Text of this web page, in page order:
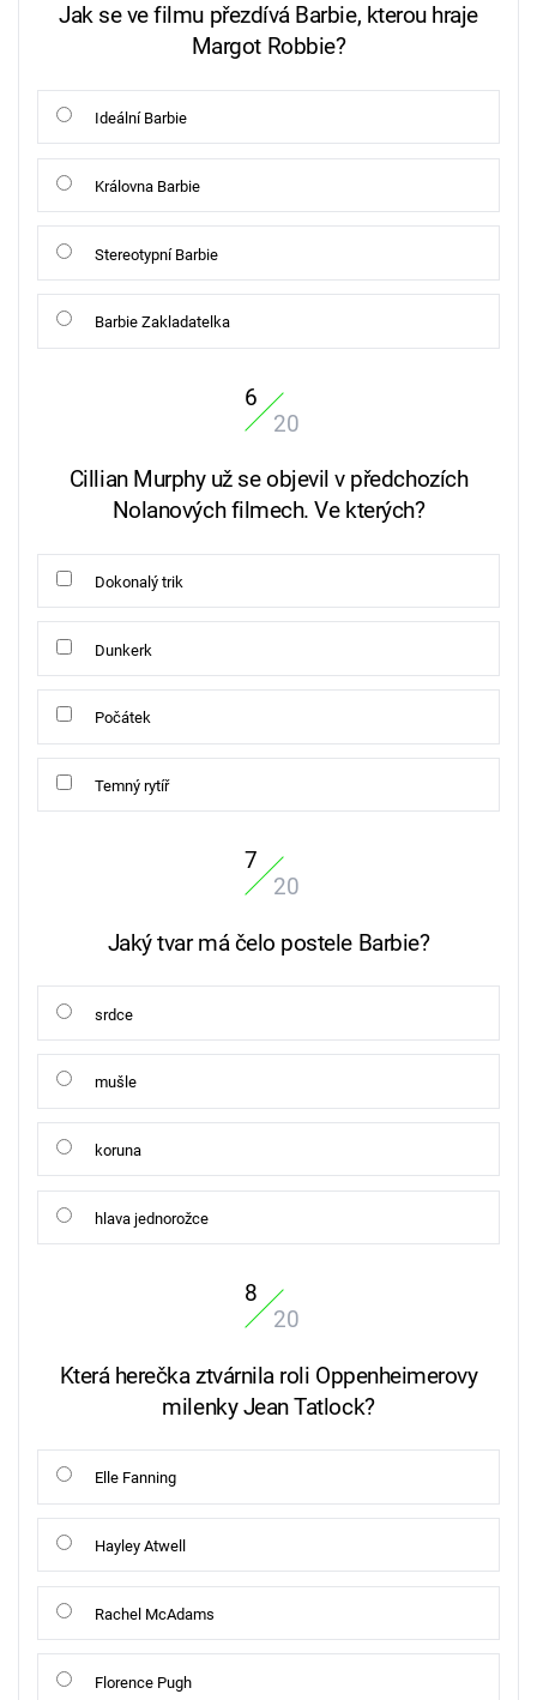
Jak se ve filmu přezdívá Barbie, kterou hraje
Margot Robbie?
Ideální Barbie
Královna Barbie
Stereotypní Barbie
Barbie Zakladatelka
6
20
Cillian Murphy už se objevil v předchozích
Nolanových filmech. Ve kterých?
Dokonalý trik
Dunkerk
Počátek
Temný rytíř
7
20
Jaký tvar má čelo postele Barbie?
srdce
mušle
koruna
hlava jednorožce
8
20
Která herečka ztvárnila roli Oppenheimerovy
milenky Jean Tatlock?
Elle Fanning
Hayley Atwell
Rachel McAdams
Florence Pugh